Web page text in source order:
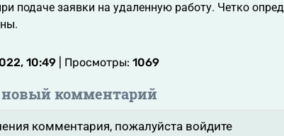
подаче заявки на удаленную работу. Четко
10:49 | Просмотры: 1069
новый комментарий
комментария, пожалуйста войдите